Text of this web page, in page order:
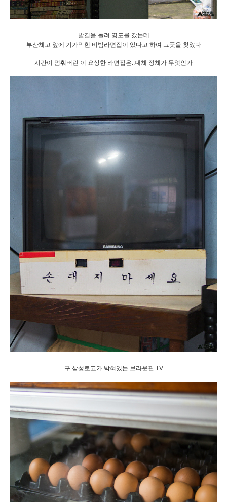
발길을 돌려 영도를 갔는데
부산체고 앞에 기가막힌 비빔라면집이 있다고 하여 그곳을 찾았다
시간이 멈춰버린 이 요상한 라면집은..대체 정체가 무엇인가
구 삼성로고가 박혀있는 브라운관 TV